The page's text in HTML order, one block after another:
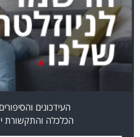
העידכונים
הכלכלה והתקשורת